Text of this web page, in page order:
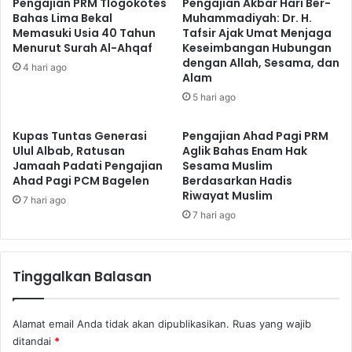
Bahas Lima Bekal
Memasuki Usia 40 Tahun
Menurut Surah Al-Ahqaf
4 hari ago
Muhammadiyah: Dr. H.
Tafsir Ajak Umat Menjaga
Keseimbangan Hubungan
dengan Allah, Sesama, dan
Alam
5 hari ago
Kupas Tuntas Generasi
Ulul Albab, Ratusan
Jamaah Padati Pengajian
Ahad Pagi PCM Bagelen
7 hari ago
Pengajian Ahad Pagi PRM
Aglik Bahas Enam Hak
Sesama Muslim
Berdasarkan Hadis
Riwayat Muslim
7 hari ago
Tinggalkan Balasan
Alamat email Anda tidak akan dipublikasikan. Ruas yang wajib
ditandai *